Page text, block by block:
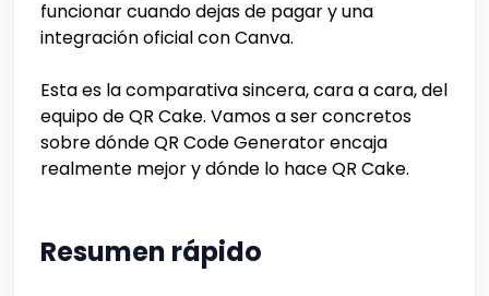
funcionar cuando dejas de pagar y una
integración oficial con Canva.
Esta es la comparativa sincera, cara a cara, del
equipo de QR Cake. Vamos a ser concretos
sobre dónde QR Code Generator encaja
realmente mejor y dónde lo hace QR Cake.
Resumen rápido